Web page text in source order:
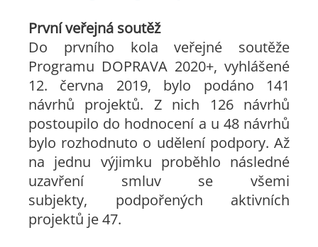
První veřejná soutěž
Do prvního kola veřejné soutěže
Programu DOPRAVA 2020+, vyhlášené
12. června 2019, bylo podáno 141
návrhů projektů. Z nich 126 návrhů
postoupilo do hodnocení a u 48 návrhů
bylo rozhodnuto o udělení podpory. Až
na jednu výjimku proběhlo následné
uzavření smluv se všemi
subjekty, podpořených aktivních
projektů je 47.